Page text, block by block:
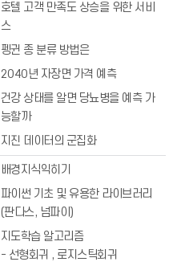
호텔 고객 만족도 상승을 위한 서비
스
펭귄 종 분류 방법은
2040년 자장면 가격 예측
건강 상태를 알면 당뇨병을 예측 가
능할까
지진 데이터의 군집화
배경지식익히기
파이썬 기초 및 유용한 라이브러리
(판다스, 넘파이)
지도학습 알고리즘
- 선형회귀 , 로지스틱회귀